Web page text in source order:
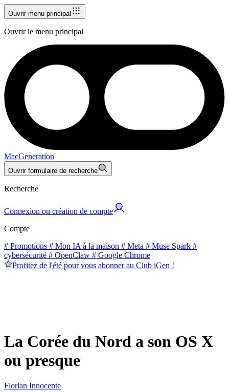
Ouvrir menu principal
Ouvrir le menu principal
MacGeneration
Ouvrir formulaire de recherche
Recherche
Connexion ou création de compte
Compte
# Promotions # Mon IA à la maison # Meta # Muse Spark #
cybersécurité # OpenClaw # Google Chrome
Profitez de l'été pour vous abonner au Club iGen !
La Corée du Nord a son OS X
ou presque
Florian Innocente